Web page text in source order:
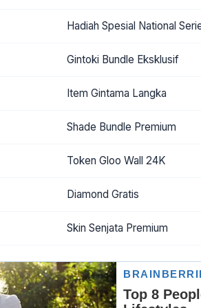
Hadiah Spesial National
Gintoki Bundle Eksklusif
Item Gintama Langka
Shade Bundle Premium
Token Gloo Wall 24K
Diamond Gratis
Skin Senjata Premium